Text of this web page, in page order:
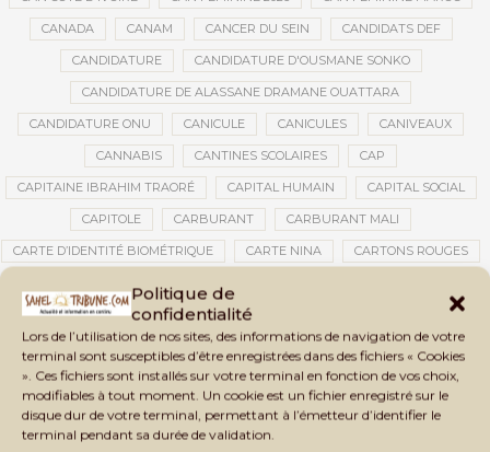
Politique de
confidentialité
Lors de l’utilisation de nos sites, des informations de navigation de votre
terminal sont susceptibles d’être enregistrées dans des fichiers « Cookies
». Ces fichiers sont installés sur votre terminal en fonction de vos choix,
modifiables à tout moment. Un cookie est un fichier enregistré sur le
disque dur de votre terminal, permettant à l’émetteur d’identifier le
terminal pendant sa durée de validation.
CANADA CANAM CANCER DU SEIN CANDIDATS DEF
CANDIDATURE CANDIDATURE D'OUSMANE SONKO
CANDIDATURE DE ALASSANE DRAMANE OUATTARA
CANDIDATURE ONU CANICULE CANICULES CANIVEAUX
CANNABIS CANTINES SCOLAIRES CAP
CAPITAINE IBRAHIM TRAORÉ CAPITAL HUMAIN CAPITAL SOCIAL
CAPITOLE CARBURANT CARBURANT MALI
CARTE D’IDENTITÉ BIOMÉTRIQUE CARTE NINA CARTONS ROUGES
CATASTROPHES CLIMATIQUES
CAUTION 10 000 DOLLARS CAUTION DE VISA CDAT CECOGEC
CEDEAO CÉDÉAO CEI CÉLÉBRATION NATIONALE CEMAC
CEMAPI CEN-SNESUP CENOU CENSURE
CENTRAFRIQUE CENTRALE SOLAIRE